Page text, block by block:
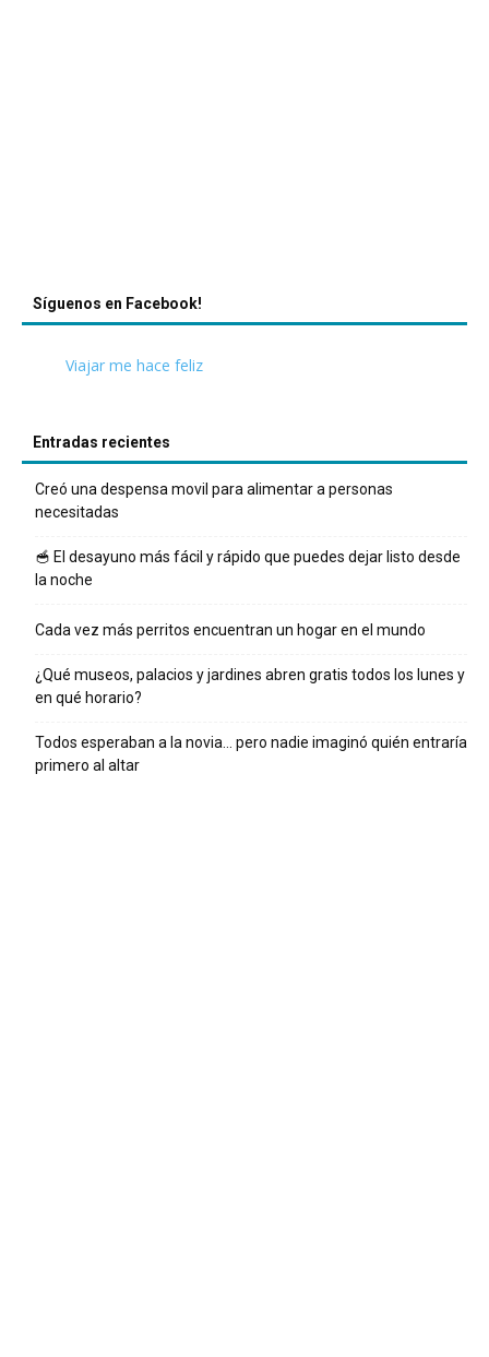
Síguenos en Facebook!
Viajar me hace feliz
Entradas recientes
Creó una despensa movil para alimentar a personas
necesitadas
🥣 El desayuno más fácil y rápido que puedes dejar listo desde
la noche
Cada vez más perritos encuentran un hogar en el mundo
¿Qué museos, palacios y jardines abren gratis todos los lunes y
en qué horario?
Todos esperaban a la novia… pero nadie imaginó quién entraría
primero al altar